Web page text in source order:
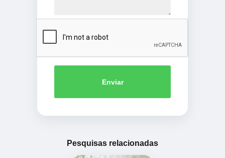
Enviar
Pesquisas relacionadas